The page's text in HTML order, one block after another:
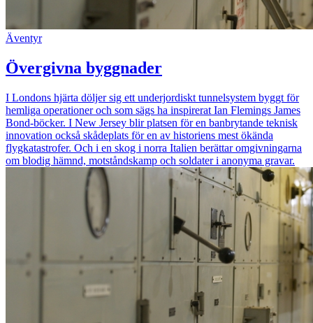
Äventyr
Övergivna byggnader
I Londons hjärta döljer sig ett underjordiskt tunnelsystem byggt för
hemliga operationer och som sägs ha inspirerat Ian Flemings James
Bond-böcker. I New Jersey blir platsen för en banbrytande teknisk
innovation också skådeplats för en av historiens mest ökända
flygkatastrofer. Och i en skog i norra Italien berättar omgivningarna
om blodig hämnd, motståndskamp och soldater i anonyma gravar.